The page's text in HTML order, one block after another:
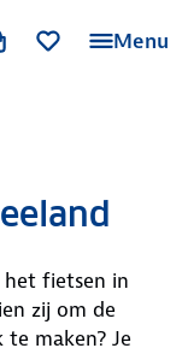
Menu
het fietsen in
zij om de
maken? Je